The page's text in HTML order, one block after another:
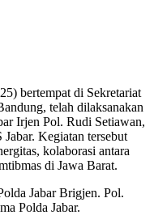
bertempat di Sekretariat
telah dilaksanakan
Irjen Pol. Rudi Setiawan,
Kegiatan tersebut
kolaborasi antara
di Jawa Barat.
Jabar Brigjen. Pol.
Polda Jabar.